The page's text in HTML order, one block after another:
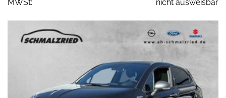
MWSt:
nicht ausweisbar